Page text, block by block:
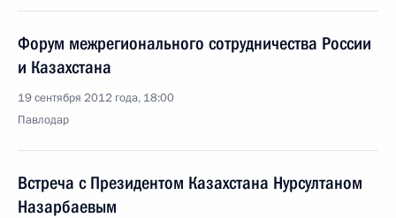
Форум межрегионального сотрудничества России
и Казахстана
19 сентября 2012 года, 18:00
Павлодар
Встреча с Президентом Казахстана Нурсултаном
Назарбаевым